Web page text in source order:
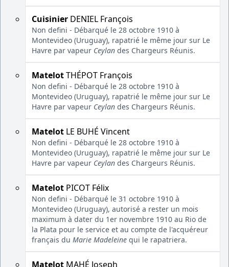
Cuisinier DENIEL François
Non defini - Débarqué le 28 octobre 1910 à
Montevideo (Uruguay), rapatrié le même jour sur Le
Havre par vapeur Ceylan des Chargeurs Réunis.
MatelotTHÉPOT François
Non defini - Débarqué le 28 octobre 1910 à
Montevideo (Uruguay), rapatrié le même jour sur Le
Havre par vapeur Ceylan des Chargeurs Réunis.
Matelot LE BUHÉ Vincent
Non defini - Débarqué le 28 octobre 1910 à
Montevideo (Uruguay), rapatrié le même jour sur Le
Havre par vapeur Ceylan des Chargeurs Réunis.
Matelot PICOT Félix
Non defini - Débarqué le 31 octobre 1910 à
Montevideo (Uruguay), autorisé a rester un mois
maximum à dater du 1er novembre 1910 au Rio de
la Plata pour le service et au compte de l'acquéreur
français du Marie Madeleine qui le rapatriera.
Matelot MAHÉ Joseph